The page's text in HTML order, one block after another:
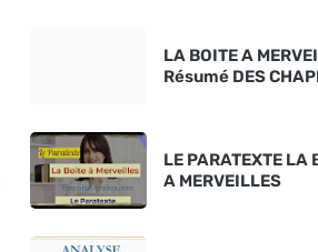
LA BOITE A
Résumé DES
LE PARATEXTE LA
A MERVEILLES